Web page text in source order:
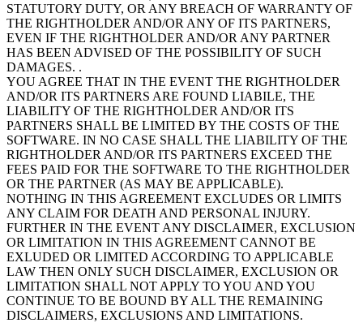
STATUTORY DUTY, OR ANY BREACH OF WARRANTY OF
THE RIGHTHOLDER AND/OR ANY OF ITS PARTNERS,
EVEN IF THE RIGHTHOLDER AND/OR ANY PARTNER
HAS BEEN ADVISED OF THE POSSIBILITY OF SUCH
DAMAGES. .
YOU AGREE THAT IN THE EVENT THE RIGHTHOLDER
AND/OR ITS PARTNERS ARE FOUND LIABILE, THE
LIABILITY OF THE RIGHTHOLDER AND/OR ITS
PARTNERS SHALL BE LIMITED BY THE COSTS OF THE
SOFTWARE. IN NO CASE SHALL THE LIABILITY OF THE
RIGHTHOLDER AND/OR ITS PARTNERS EXCEED THE
FEES PAID FOR THE SOFTWARE TO THE RIGHTHOLDER
OR THE PARTNER (AS MAY BE APPLICABLE).
NOTHING IN THIS AGREEMENT EXCLUDES OR LIMITS
ANY CLAIM FOR DEATH AND PERSONAL INJURY.
FURTHER IN THE EVENT ANY DISCLAIMER, EXCLUSION
OR LIMITATION IN THIS AGREEMENT CANNOT BE
EXLUDED OR LIMITED ACCORDING TO APPLICABLE
LAW THEN ONLY SUCH DISCLAIMER, EXCLUSION OR
LIMITATION SHALL NOT APPLY TO YOU AND YOU
CONTINUE TO BE BOUND BY ALL THE REMAINING
DISCLAIMERS, EXCLUSIONS AND LIMITATIONS.